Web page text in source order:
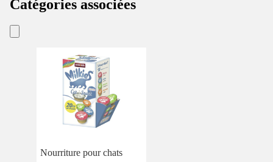
Catégories associées
Nourriture pour chats